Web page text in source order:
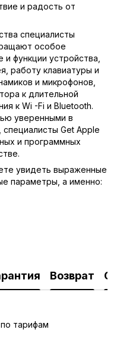
и радость от
специалисты
особое
функции устройства,
работу клавиатуры и
и микрофонов,
к длительной
к Wi -Fi и Bluetooth.
уверенными в
Get Apple
и программных
увидеть выраженные
параметры, а именно:
Возврат
тарифам